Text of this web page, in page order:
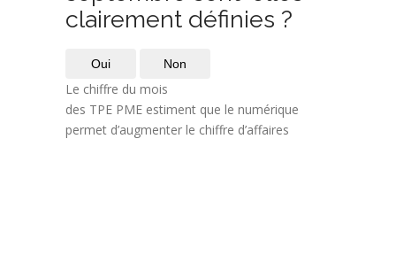
clairement définies ?
Oui Non
Le chiffre du mois
des TPE PME estiment que le numérique
permet d’augmenter le chiffre d’affaires